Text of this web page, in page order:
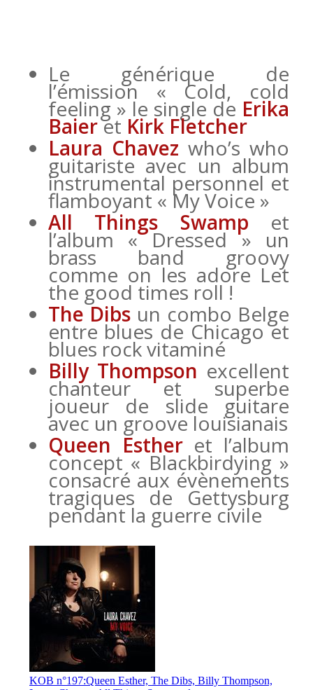
Le générique de
l’émission « Cold, cold
feeling » le single de Erika
Baieret Kirk Fletcher
Laura Chavez who’s who
guitariste avec un album
instrumental personnel et
flamboyant « My Voice »
All Things Swamp et
l’album « Dressed » un
brass band groovy
comme on les adore Let
the good times roll !
The Dibs un combo Belge
entre blues de Chicago et
blues rock vitaminé
Billy Thompson excellent
chanteur et superbe
joueur de slide guitare
avec un groove louisianais
Queen Estheret l’album
concept « Blackbirdying »
consacré aux évènements
tragiques de Gettysburg
pendant la guerre civile